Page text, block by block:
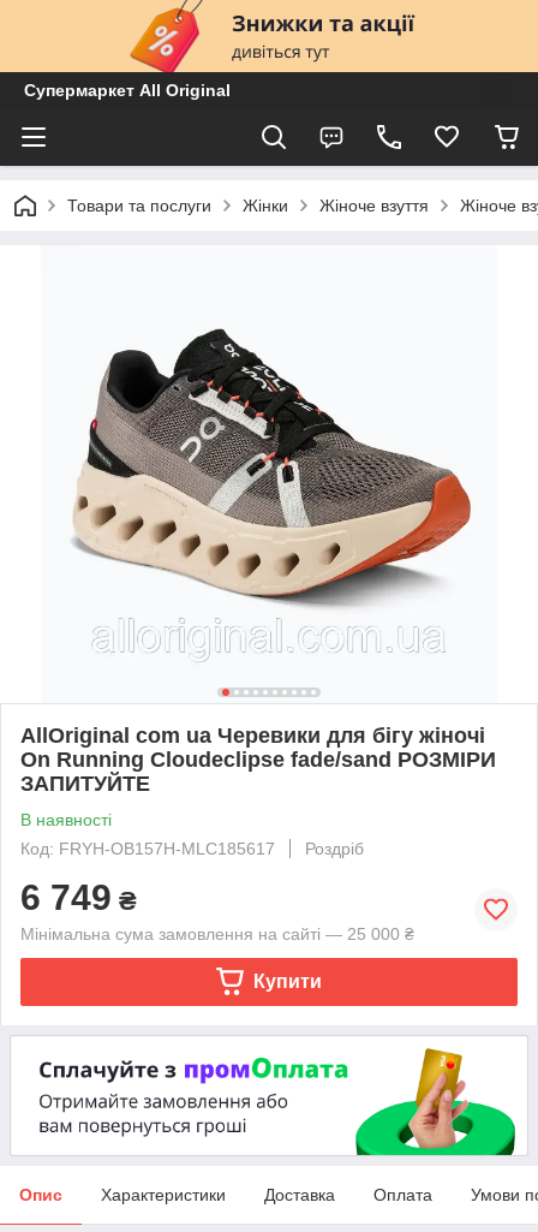
Супермаркет All Original
Товари та послуги Жінки Жіноче взуття Жіноче
AllOriginal com ua Черевики для бігу жіночі
On Running Cloudeclipse fade/sand РОЗМІРИ
ЗАПИТУЙТЕ
В наявності
Код: FRYH-OB157H-MLC185617
Роздріб
6 749 ₴
Мінімальна сума замовлення на сайті — 25 000 ₴
Купити
Опис Характеристики Доставка Оплата Умови